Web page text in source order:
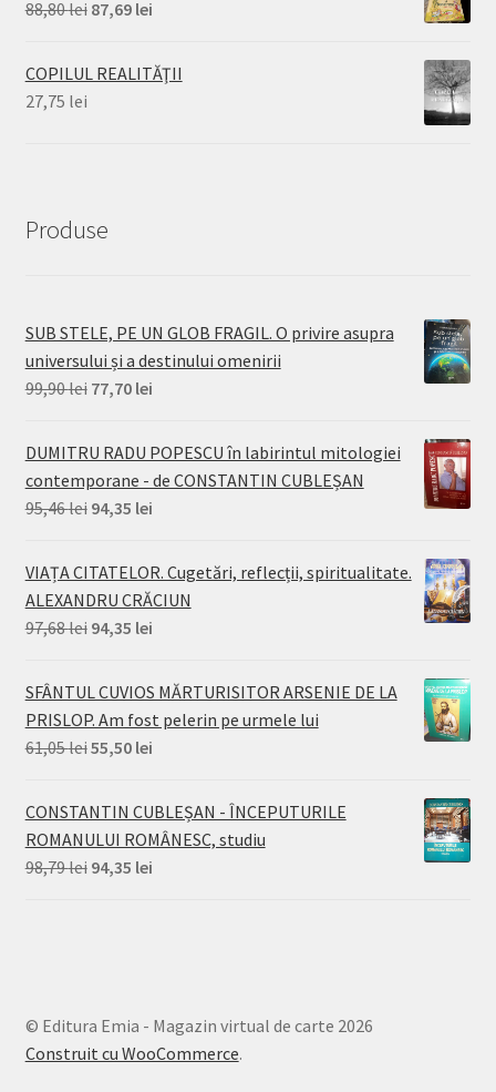
13,32 lei.
88,80lei Prețul
a
87,69 leiPrețul
este:
87,69 lei.
COPILUL REALITĂŢII
27,75 lei
Produse
SUB STELE, PE UN GLOB FRAGIL. O privire asupra
universului și a destinului omenirii
99,90lei Prețul
a
99,90 lei.
77,70 leiPrețul
este:
77,70 lei.
DUMITRU RADU POPESCU în labirintul mitologiei
contemporane - de CONSTANTIN CUBLEȘAN
95,46lei Prețul
a
fost:
95,46 lei.
94,35 leiPrețul
este:
94,35 lei.
VIAȚA CITATELOR. Cugetări, reflecții, spiritualitate.
ALEXANDRU CRĂCIUN
97,68lei Prețul
a
fost:
97,68 lei.
94,35 leiPrețul
este:
94,35 lei.
SFÂNTUL CUVIOS MĂRTURISITOR ARSENIE DE LA
PRISLOP. Am fost pelerin pe urmele lui
61,05lei Prețul
a
fost:
61,05 lei.
55,50 leiPrețul
este:
55,50 lei.
CONSTANTIN CUBLEȘAN - ÎNCEPUTURILE
ROMANULUI ROMÂNESC, studiu
98,79lei Prețul
94,35 leiPrețul
© Editura Emia - Magazin virtual de carte 2026
Construit cu WooCommerce.